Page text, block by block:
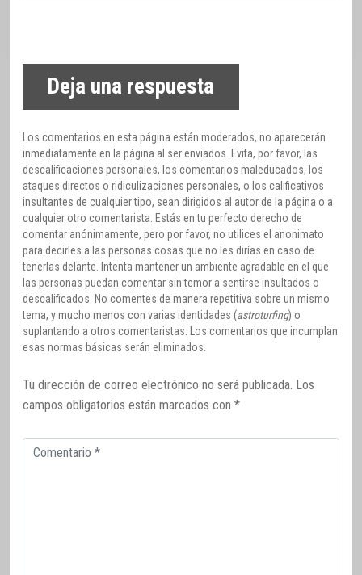
Deja una respuesta
Los comentarios en esta página están moderados, no aparecerán
inmediatamente en la página al ser enviados. Evita, por favor, las
descalificaciones personales, los comentarios maleducados, los
ataques directos o ridiculizaciones personales, o los calificativos
insultantes de cualquier tipo, sean dirigidos al autor de la página o a
cualquier otro comentarista. Estás en tu perfecto derecho de
comentar anónimamente, pero por favor, no utilices el anonimato
para decirles a las personas cosas que no les dirías en caso de
tenerlas delante. Intenta mantener un ambiente agradable en el que
las personas puedan comentar sin temor a sentirse insultados o
descalificados. No comentes de manera repetitiva sobre un mismo
tema, y mucho menos con varias identidades (astroturfing) o
suplantando a otros comentaristas. Los comentarios que incumplan
esas normas básicas serán eliminados.
Tu dirección de correo electrónico no será publicada. Los
campos obligatorios están marcados con *
Comentario